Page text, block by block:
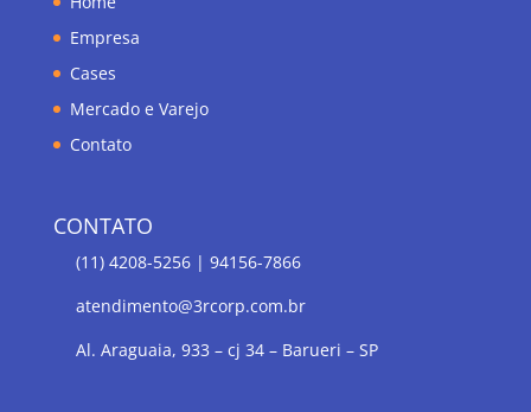
Empresa
Cases
Mercado e Varejo
Contato
CONTATO
(11) 4208-5256 | 94156-7866
atendimento@3rcorp.com.br
Al. Araguaia, 933 – cj 34 – Barueri – SP